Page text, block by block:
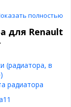
защитит ваш
просто
полностью
для Renault
(радиатора, в
радиатора